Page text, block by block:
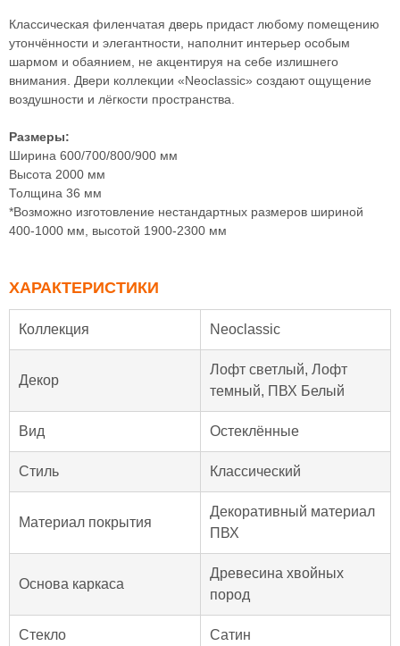
Классическая филенчатая дверь придаст любому помещению
утончённости и элегантности, наполнит интерьер особым
шармом и обаянием, не акцентируя на себе излишнего
внимания. Двери коллекции «Neoclassic» создают ощущение
воздушности и лёгкости пространства.
Размеры:
Ширина 600/700/800/900 мм
Высота 2000 мм
Толщина 36 мм
*Возможно изготовление нестандартных размеров шириной
400-1000 мм, высотой 1900-2300 мм
ХАРАКТЕРИСТИКИ
Коллекция Neoclassic
Декор
Лофт светлый, Лофт
темный, ПВХ Белый
Вид Остеклённые
Стиль Классический
Материал покрытия
Декоративный материал
ПВХ
Основа каркаса
Древесина хвойных
пород
Стекло Сатин